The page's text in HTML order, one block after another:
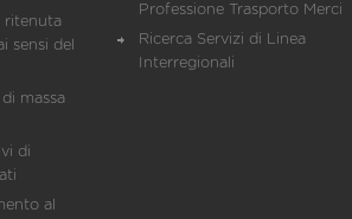
ritenuta
sensi del
massa
di
al
Professione Trasporto Merci
Ricerca Servizi di Linea
Interregionali